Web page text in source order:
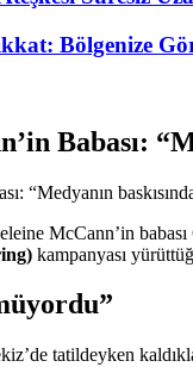
Bölgenize
Babası:
McCann’in
kampanyası
tatildeyken